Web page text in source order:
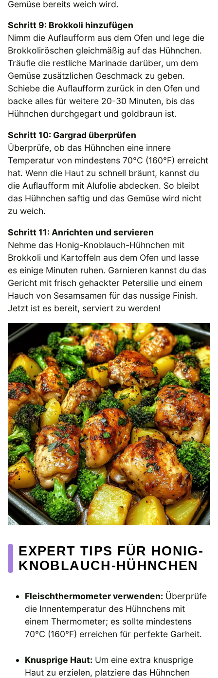
Gemüse bereits weich wird.
Schritt 9: Brokkoli hinzufügen
Nimm die Auflaufform aus dem Ofen und lege die
Brokkoliröschen gleichmäßig auf das Hühnchen.
Träufle die restliche Marinade darüber, um dem
Gemüse zusätzlichen Geschmack zu geben.
Schiebe die Auflaufform zurück in den Ofen und
backe alles für weitere 20-30 Minuten, bis das
Hühnchen durchgegart und goldbraun ist.
Schritt 10: Gargrad überprüfen
Überprüfe, ob das Hühnchen eine innere
Temperatur von mindestens 70°C (160°F) erreicht
hat. Wenn die Haut zu schnell bräunt, kannst du
die Auflaufform mit Alufolie abdecken. So bleibt
das Hühnchen saftig und das Gemüse wird nicht
zu weich.
Schritt 11: Anrichten und servieren
Nehme das Honig-Knoblauch-Hühnchen mit
Brokkoli und Kartoffeln aus dem Ofen und lasse
es einige Minuten ruhen. Garnieren kannst du das
Gericht mit frisch gehackter Petersilie und einem
Hauch von Sesamsamen für das nussige Finish.
Jetzt ist es bereit, serviert zu werden!
EXPERT TIPS FÜR HONIG-
KNOBLAUCH-HÜHNCHEN
Fleischthermometer verwenden: Überprüfe
die Innentemperatur des Hühnchens mit
einem Thermometer; es sollte mindestens
70°C (160°F) erreichen für perfekte Garheit.
Knusprige Haut: Um eine extra knusprige
Haut zu erzielen, platziere das Hühnchen